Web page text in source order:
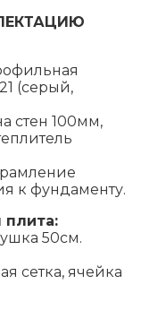
(серый,
стен 100мм,
к фундаменту.
50см.
сетка, ячейка